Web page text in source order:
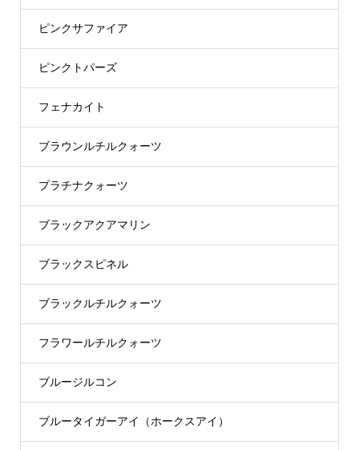
ピンクサファイア
ピンクトパーズ
フェナカイト
ブラウンルチルクォーツ
プラチナクォーツ
ブラックアクアマリン
ブラックスピネル
ブラックルチルクォーツ
フラワールチルクォーツ
ブルージルコン
ブルータイガーアイ（ホークスアイ）